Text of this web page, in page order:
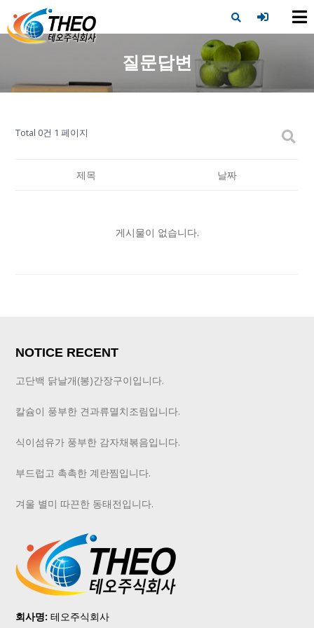
질문답변
Total 0건 1 페이지
제목 날짜
게시물이 없습니다.
회사명: 테오주식회사
NOTICE RECENT
고단백 닭날개(봉)간장구이입니다.
칼슘이 풍부한 견과류멸치조림입니다.
식이섬유가 풍부한 감자채볶음입니다.
부드럽고 촉촉한 계란찜입니다.
겨울 별미 따끈한 동태전입니다.